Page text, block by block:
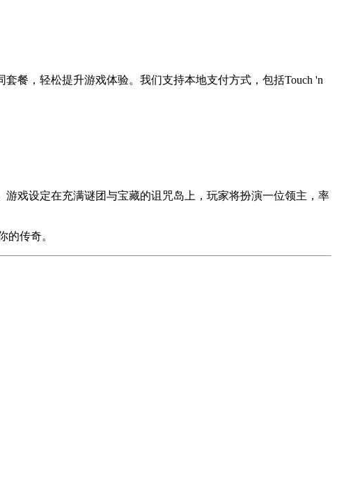
餐，轻松提升游戏体验。我们支持本地支付方式，包括Touch 'n
游戏设定在充满谜团与宝藏的诅咒岛上，玩家将扮演一位领主，率
的传奇。